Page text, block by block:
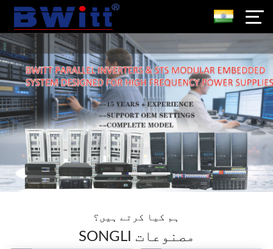
ہم کیا کرتے ہیں؟
SONGLI مصنوعات